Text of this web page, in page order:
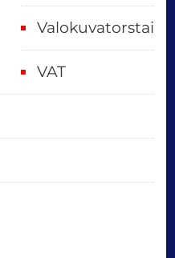
Valokuvatorstai
VAT